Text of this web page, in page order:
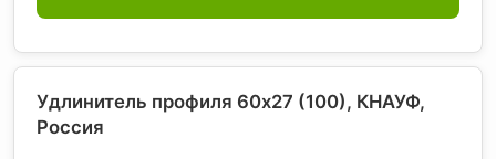
Удлинитель профиля 60х27 (100), КНАУФ,
Россия